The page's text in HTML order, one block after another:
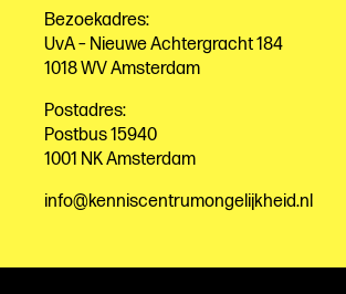
Bezoekadres:
UvA – Nieuwe Achtergracht 184
1018 WV Amsterdam
Postadres:
Postbus 15940
1001 NK Amsterdam
info@kenniscentrumongelijkheid.nl